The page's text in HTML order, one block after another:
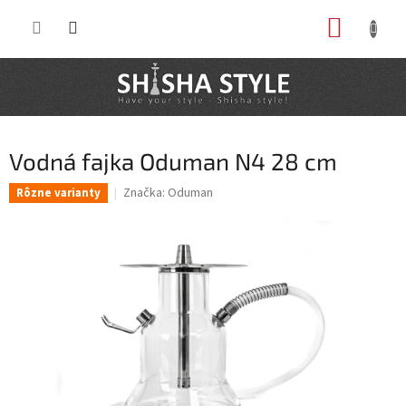
Vodná fajka Oduman N4 28 cm
Rôzne varianty Značka: Oduman